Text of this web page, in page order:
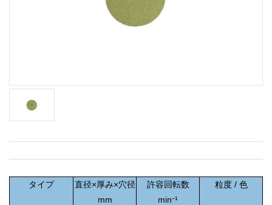
タイプ
直径×厚み×穴径
mm
許容回転数
min⁻¹
粒度 / 色